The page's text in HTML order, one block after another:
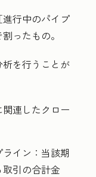
［進行中のパイプ
ったもの。
を行うことが
連したクロー
イン： 当該期
引の合計金